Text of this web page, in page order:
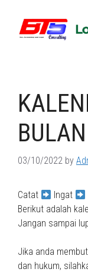
content
03/10/2022 by
Catat Ingat
Berikut adalah
Jangan sampai
Jika anda
dan hukum,